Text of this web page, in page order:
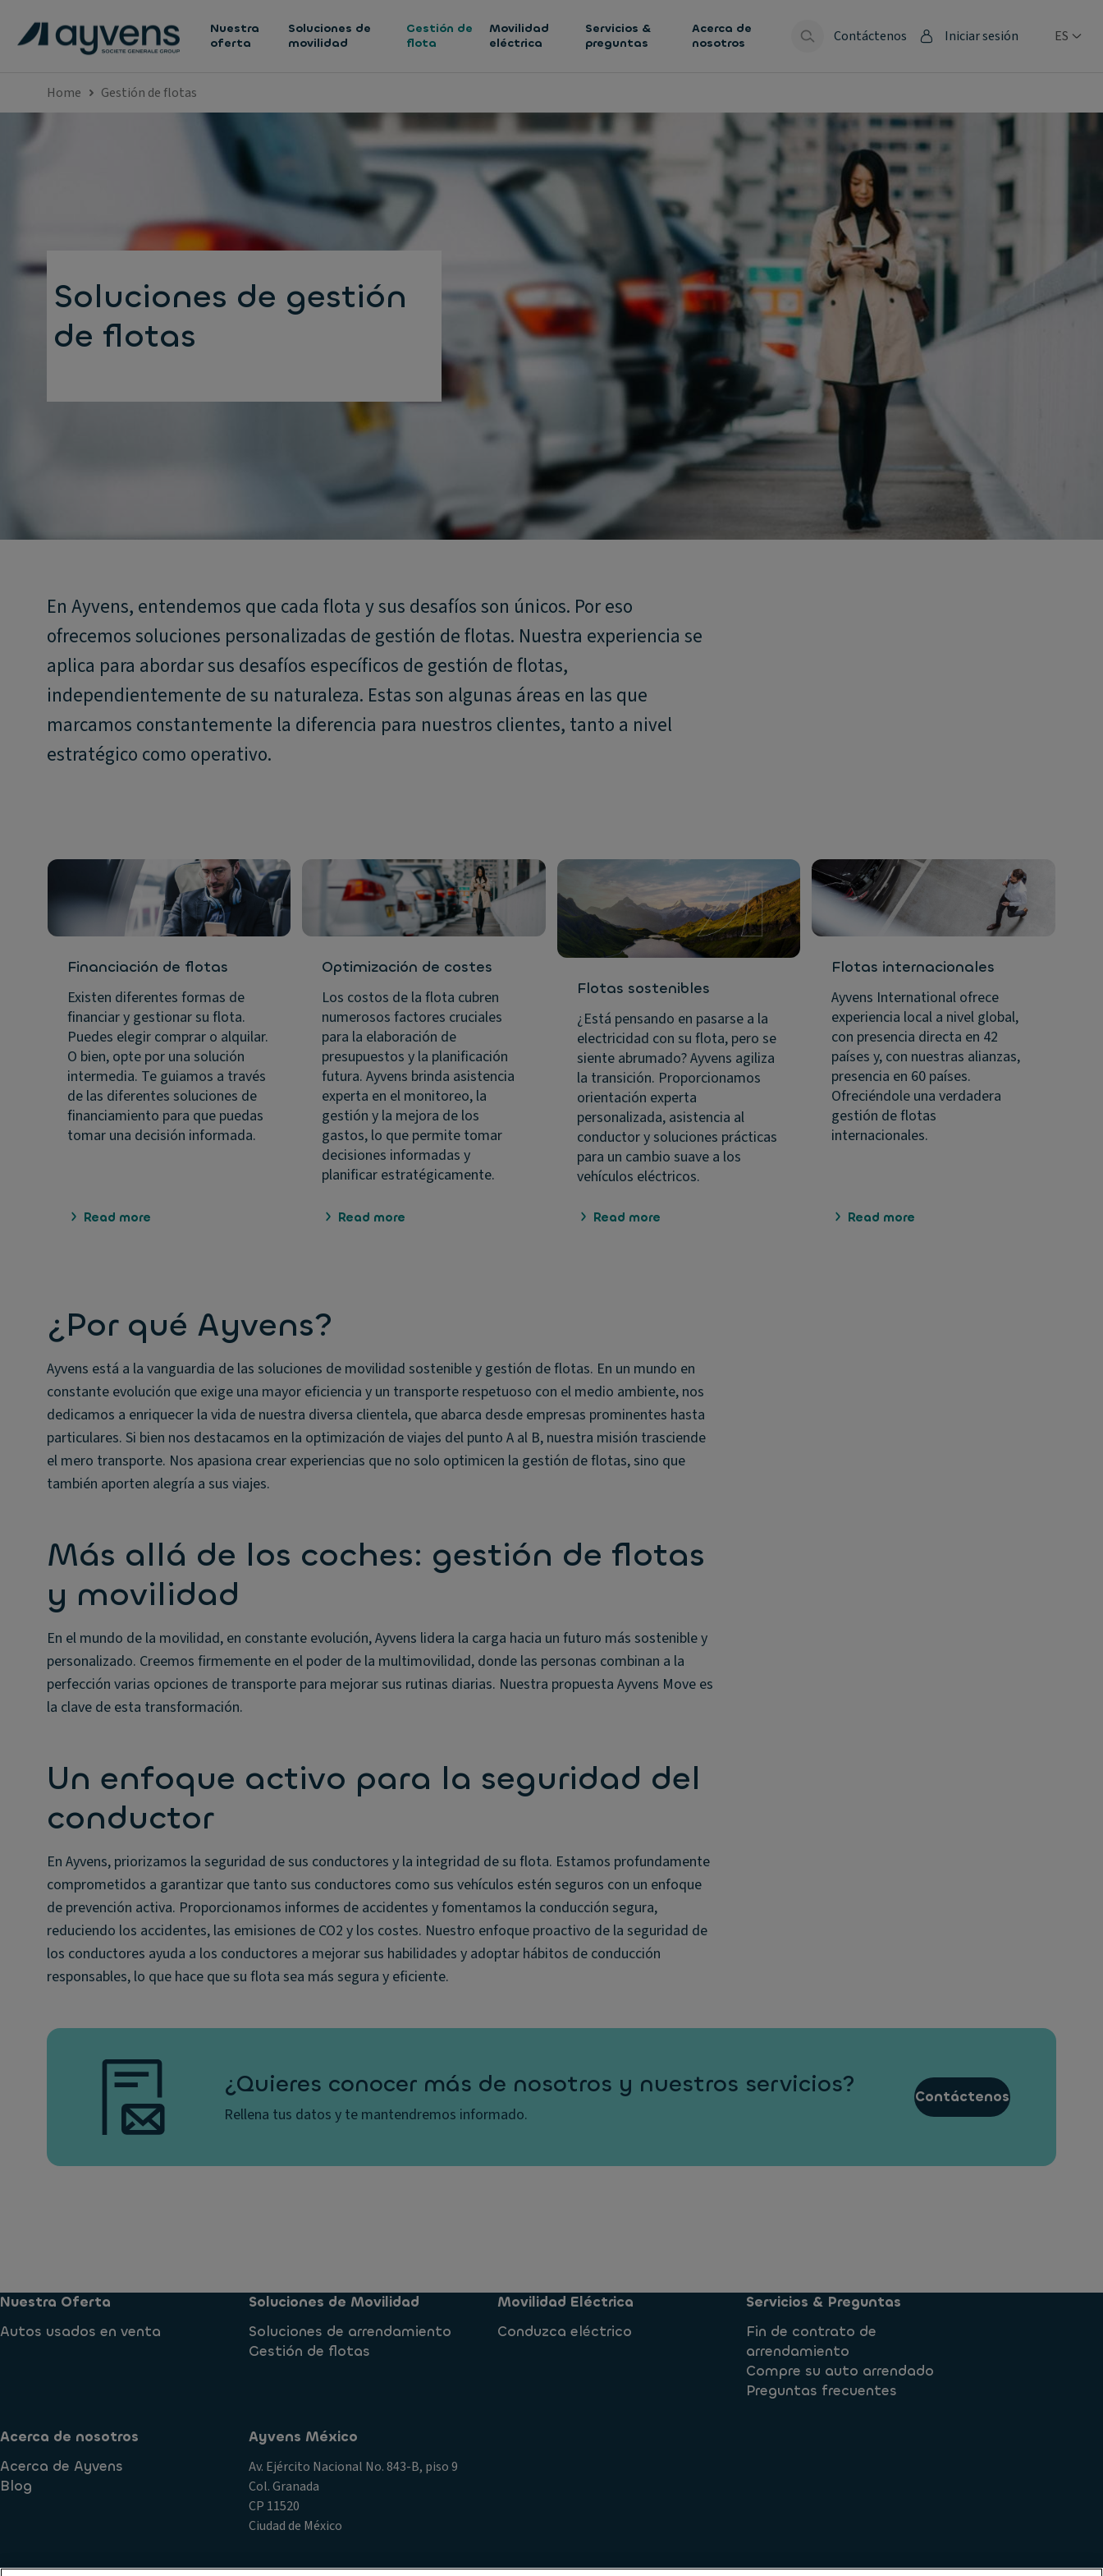
Nuestra
oferta
Soluciones de
movilidad
Gestión de
flota
Movilidad
eléctrica
Servicios &
preguntas
Acerca de
nosotros
Contáctenos Iniciar sesión ES
Home Gestión de flotas
Soluciones de gestión
de flotas
En Ayvens, entendemos que cada flota y sus desafíos son únicos. Por eso
ofrecemos soluciones personalizadas de gestión de flotas. Nuestra experiencia se
aplica para abordar sus desafíos específicos de gestión de flotas,
independientemente de su naturaleza. Estas son algunas áreas en las que
marcamos constantemente la diferencia para nuestros clientes, tanto a nivel
estratégico como operativo.
Financiación de flotas
Existen diferentes formas de
financiar y gestionar su flota.
Puedes elegir comprar o alquilar.
O bien, opte por una solución
intermedia. Te guiamos a través
de las diferentes soluciones de
financiamiento para que puedas
tomar una decisión informada.
Read more
Optimización de costes
Los costos de la flota cubren
numerosos factores cruciales
para la elaboración de
presupuestos y la planificación
futura. Ayvens brinda asistencia
experta en el monitoreo, la
gestión y la mejora de los
gastos, lo que permite tomar
decisiones informadas y
planificar estratégicamente.
Read more
Flotas sostenibles
¿Está pensando en pasarse a la
electricidad con su flota, pero se
siente abrumado? Ayvens agiliza
la transición. Proporcionamos
orientación experta
personalizada, asistencia al
conductor y soluciones prácticas
para un cambio suave a los
vehículos eléctricos.
Read more
Flotas internacionales
Ayvens International ofrece
experiencia local a nivel global,
con presencia directa en 42
países y, con nuestras alianzas,
presencia en 60 países.
Ofreciéndole una verdadera
gestión de flotas
internacionales.
Read more
¿Por qué Ayvens?
Ayvens está a la vanguardia de las soluciones de movilidad sostenible y gestión de flotas. En un mundo en
constante evolución que exige una mayor eficiencia y un transporte respetuoso con el medio ambiente, nos
dedicamos a enriquecer la vida de nuestra diversa clientela, que abarca desde empresas prominentes hasta
particulares. Si bien nos destacamos en la optimización de viajes del punto A al B, nuestra misión trasciende
el mero transporte. Nos apasiona crear experiencias que no solo optimicen la gestión de flotas, sino que
también aporten alegría a sus viajes.
Más allá de los coches: gestión de flotas
y movilidad
En el mundo de la movilidad, en constante evolución, Ayvens lidera la carga hacia un futuro más sostenible y
personalizado. Creemos firmemente en el poder de la multimovilidad, donde las personas combinan a la
perfección varias opciones de transporte para mejorar sus rutinas diarias. Nuestra propuesta Ayvens Move es
la clave de esta transformación.
Un enfoque activo para la seguridad del
conductor
En Ayvens, priorizamos la seguridad de sus conductores y la integridad de su flota. Estamos profundamente
comprometidos a garantizar que tanto sus conductores como sus vehículos estén seguros con un enfoque
de prevención activa. Proporcionamos informes de accidentes y fomentamos la conducción segura,
reduciendo los accidentes, las emisiones de CO2 y los costes. Nuestro enfoque proactivo de la seguridad de
los conductores ayuda a los conductores a mejorar sus habilidades y adoptar hábitos de conducción
responsables, lo que hace que su flota sea más segura y eficiente.
¿Quieres conocer más de nosotros y nuestros servicios?
Rellena tus datos y te mantendremos informado.
Contáctenos
Nuestra Oferta
Autos usados en venta
Soluciones de Movilidad
Soluciones de arrendamiento
Gestión de flotas
Movilidad Eléctrica
Conduzca eléctrico
Servicios & Preguntas
Fin de contrato de
arrendamiento
Compre su auto arrendado
Preguntas frecuentes
Acerca de nosotros
Acerca de Ayvens
Blog
Ayvens México
Av. Ejército Nacional No. 843-B, piso 9
Col. Granada
CP 11520
Ciudad de México